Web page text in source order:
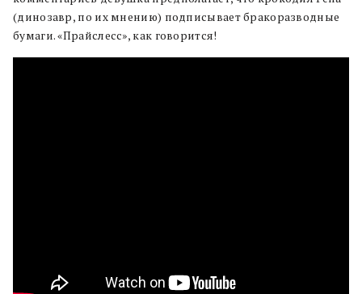
(динозавр, по их мнению) подписывает бракоразводные
бумаги. «Прайслесс», как говорится!